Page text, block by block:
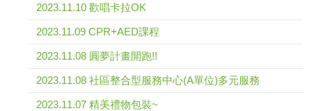
2023.11.10 歡唱卡拉OK
2023.11.09 CPR+AED課程
2023.11.08 圓夢計畫開跑!!
2023.11.08 社區整合型服務中心(A單位)多元服務
2023.11.07 精美禮物包裝~